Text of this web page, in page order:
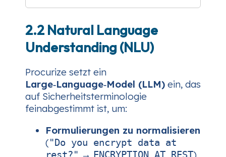
2.2 Natural Language
Understanding (NLU)
Procurize setzt ein
Large‑Language‑Model (LLM) ein, das
auf Sicherheitsterminologie
feinabgestimmt ist, um:
Formulierungen zu normalisieren
("Do you encrypt data at
rest?" → ENCRYPTION_AT_REST)